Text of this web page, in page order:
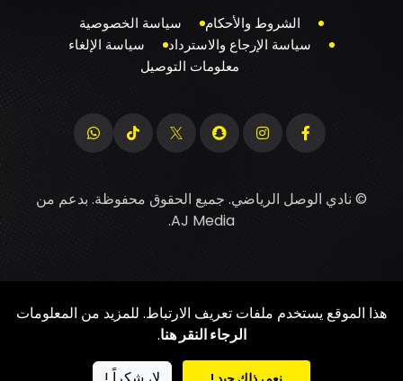
الشروط والأحكام
سياسة الخصوصية
سياسة الإرجاع والاسترداد
سياسة الإلغاء
معلومات التوصيل
© نادي الوصل الرياضي. جميع الحقوق محفوظة. بدعم من
AJ Media
.
هذا الموقع يستخدم ملفات تعريف الارتباط. للمزيد من المعلومات
الرجاء النقر هنا.